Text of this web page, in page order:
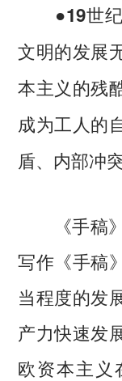
●19世纪
文明的发展
本主义的残
成为工人的
盾、内部冲
《手稿》
写作《手稿
当程度的发
产力快速发
欧资本主义